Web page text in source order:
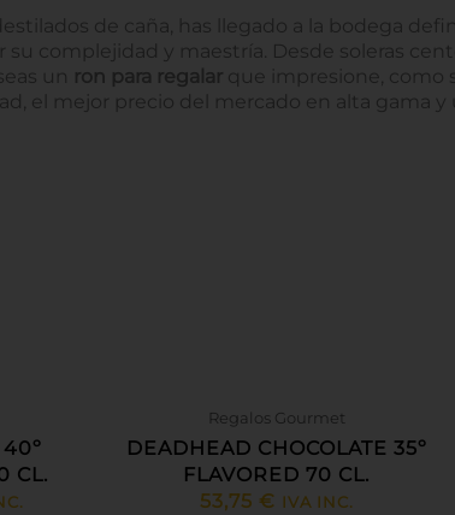
de caña, has llegado a la bodega
complejidad y maestría. Desde soleras
un ron para regalar que impresione, como
el mejor precio del mercado en alta gama
CL.
Regalos Gourmet
DEADHEAD CHOCOLATE 35º
FLAVORED 70 CL.
53,75 € IVA INC.